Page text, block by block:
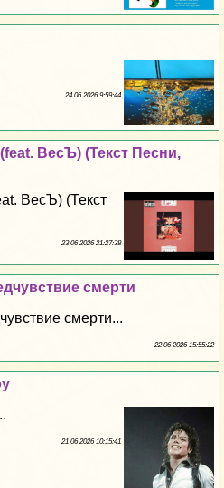
24 06 2026 9:59:44
ВесЪ) (Текст Песни,
ВесЪ) (Текст
23 06 2026 21:27:38
cмepти
cмepти...
22 06 2026 15:55:22
21 06 2026 10:15:41